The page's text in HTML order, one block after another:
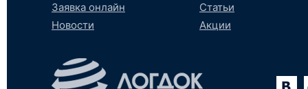
Заявка онлайн
Новости
Статьи
Акции
ВконтактеYouTubetumblr
SoundCloud